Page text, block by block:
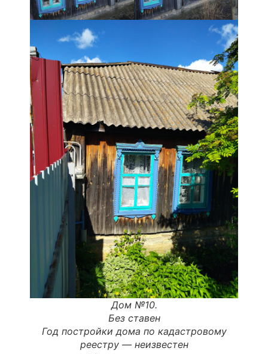
Дом №10.
Без ставен
Год постройки дома по кадастровому
реестру— неизвестен